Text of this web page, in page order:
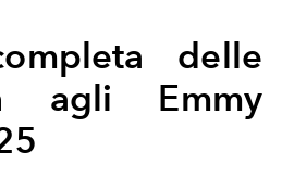
delle
agli Emmy